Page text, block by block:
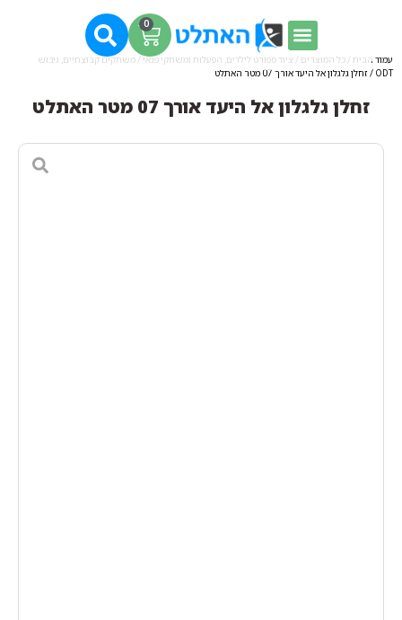
0
עמוד הבית / כל המוצרים / ציוד ספורט לילדים, הפעלות ומשחקי פנאי / משחקים קבוצתיים, גיבוש
ODT / זחלן גלגלון אל היעד אורך 07 מטר האתלט
זחלן גלגלון אל היעד אורך 07 מטר האתלט